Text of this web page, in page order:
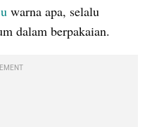
warna apa, selalu
dalam berpakaian.